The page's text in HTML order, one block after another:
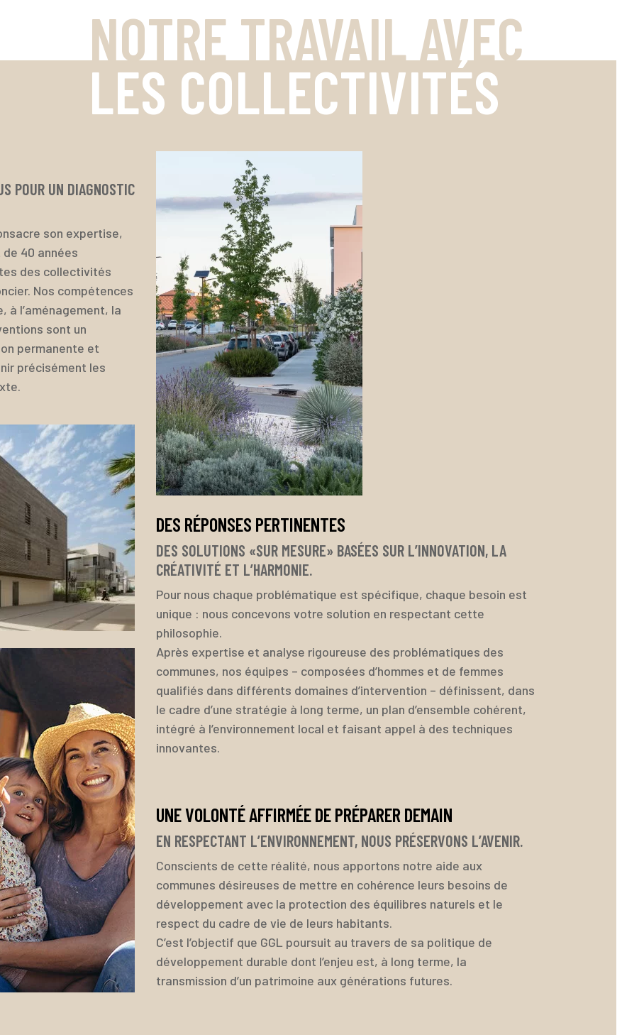
NOTRE TRAVAIL AVEC
LES COLLECTIVITÉS
POUR UN DIAGNOSTIC
son expertise,
40 années
des collectivités
Nos compétences
à l’aménagement, la
sont un
permanente et
précisément les
DES RÉPONSES PERTINENTES
DES SOLUTIONS «SUR MESURE» BASÉES SUR L’INNOVATION, LA
CRÉATIVITÉ ET L’HARMONIE.
Pour nous chaque problématique est spécifique, chaque besoin est
unique : nous concevons votre solution en respectant cette
philosophie.
Après expertise et analyse rigoureuse des problématiques des
communes, nos équipes – composées d’hommes et de femmes
qualifiés dans différents domaines d’intervention – définissent, dans
le cadre d’une stratégie à long terme, un plan d’ensemble cohérent,
intégré à l’environnement local et faisant appel à des techniques
innovantes.
UNE VOLONTÉ AFFIRMÉE DE PRÉPARER DEMAIN
EN RESPECTANT L’ENVIRONNEMENT, NOUS PRÉSERVONS L’AVENIR.
Conscients de cette réalité, nous apportons notre aide aux
communes désireuses de mettre en cohérence leurs besoins de
développement avec la protection des équilibres naturels et le
respect du cadre de vie de leurs habitants.
C’est l’objectif que GGL poursuit au travers de sa politique de
développement durable dont l’enjeu est, à long terme, la
transmission d’un patrimoine aux générations futures.